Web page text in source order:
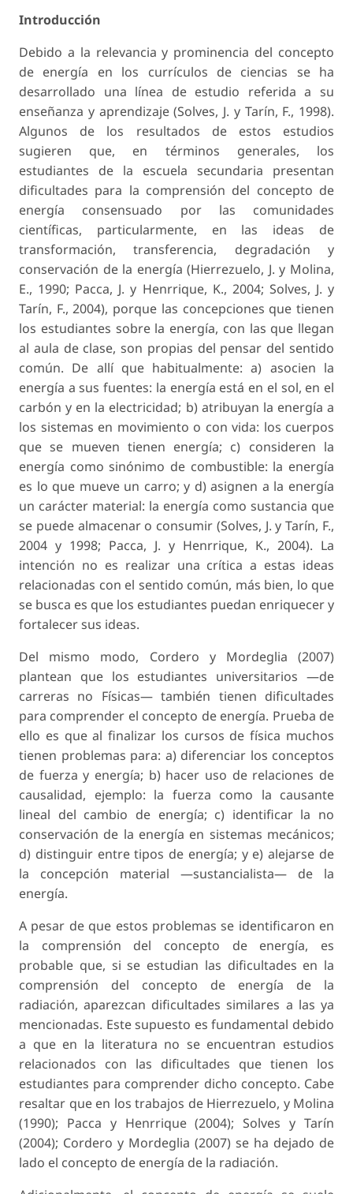
Introducción
Debido a la relevancia y prominencia del concepto
de energía en los currículos de ciencias se ha
desarrollado una línea de estudio referida a su
enseñanza y aprendizaje (Solves, J. y Tarín, F., 1998).
Algunos de los resultados de estos estudios
sugieren que, en términos generales, los
estudiantes de la escuela secundaria presentan
dificultades para la comprensión del concepto de
energía consensuado por las comunidades
científicas, particularmente, en las ideas de
transformación, transferencia, degradación y
conservación de la energía (Hierrezuelo, J. y Molina,
E., 1990; Pacca, J. y Henrrique, K., 2004; Solves, J. y
Tarín, F., 2004), porque las concepciones que tienen
los estudiantes sobre la energía, con las que llegan
al aula de clase, son propias del pensar del sentido
común. De allí que habitualmente: a) asocien la
energía a sus fuentes: la energía está en el sol, en el
carbón y en la electricidad; b) atribuyan la energía a
los sistemas en movimiento o con vida: los cuerpos
que se mueven tienen energía; c) consideren la
energía como sinónimo de combustible: la energía
es lo que mueve un carro; y d) asignen a la energía
un carácter material: la energía como sustancia que
se puede almacenar o consumir (Solves, J. y Tarín, F.,
2004 y 1998; Pacca, J. y Henrrique, K., 2004). La
intención no es realizar una crítica a estas ideas
relacionadas con el sentido común, más bien, lo que
se busca es que los estudiantes puedan enriquecer y
fortalecer sus ideas.
Del mismo modo, Cordero y Mordeglia (2007)
plantean que los estudiantes universitarios —de
carreras no Físicas— también tienen dificultades
para comprender el concepto de energía. Prueba de
ello es que al finalizar los cursos de física muchos
tienen problemas para: a) diferenciar los conceptos
de fuerza y energía; b) hacer uso de relaciones de
causalidad, ejemplo: la fuerza como la causante
lineal del cambio de energía; c) identificar la no
conservación de la energía en sistemas mecánicos;
d) distinguir entre tipos de energía; y e) alejarse de
la concepción material —sustancialista— de la
energía.
A pesar de que estos problemas se identificaron en
la comprensión del concepto de energía, es
probable que, si se estudian las dificultades en la
comprensión del concepto de energía de la
radiación, aparezcan dificultades similares a las ya
mencionadas. Este supuesto es fundamental debido
a que en la literatura no se encuentran estudios
relacionados con las dificultades que tienen los
estudiantes para comprender dicho concepto. Cabe
resaltar que en los trabajos de Hierrezuelo, y Molina
(1990); Pacca y Henrrique (2004); Solves y Tarín
(2004); Cordero y Mordeglia (2007) se ha dejado de
lado el concepto de energía de la radiación.